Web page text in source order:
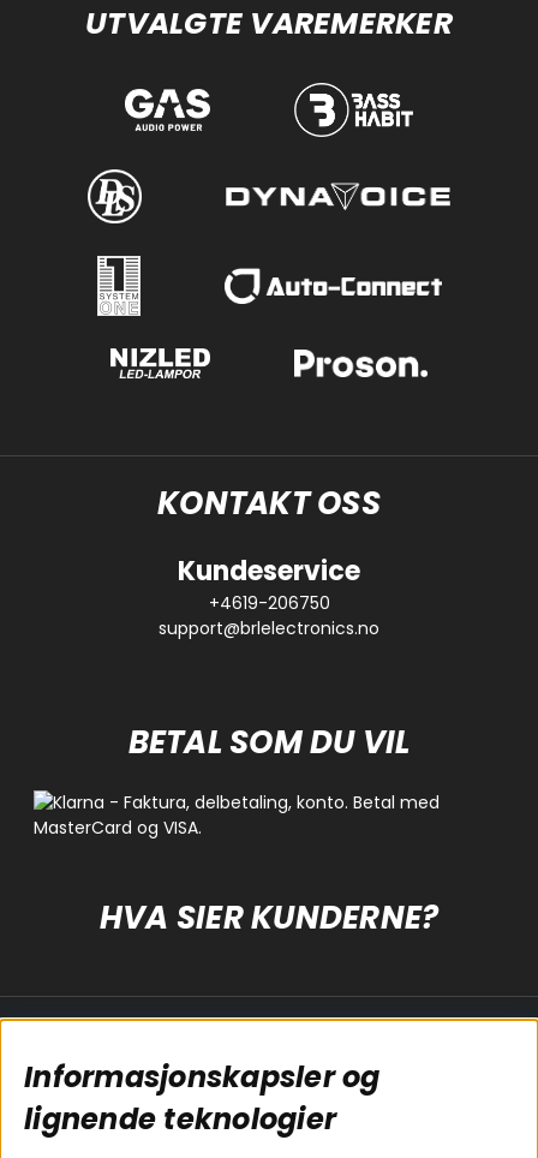
UTVALGTE VAREMERKER
KONTAKT OSS
Kundeservice
+4619-206750
support@brlelectronics.no
BETAL SOM DU VIL
HVA SIER KUNDERNE?
Koblingsguide for
subwoofers
Tilkobling av
Cookies
Kjøpsvilkår
Personvernpolicy
Informasjonskapsler og
lignende teknologier